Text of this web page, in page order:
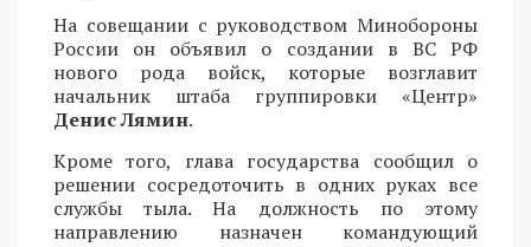
На совещании с руководством Минобороны
России он объявил о создании в ВС РФ
нового рода войск, которые возглавит
начальник штаба группировки «Центр»
Денис Лямин.
Кроме того, глава государства сообщил о
решении сосредоточить в одних руках все
службы тыла. На должность по этому
направлению назначен командующий